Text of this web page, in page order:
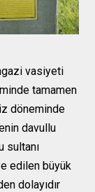
vasiyeti
tamamen
döneminde
davullu
sultanı
edilen büyük
dolayıdır